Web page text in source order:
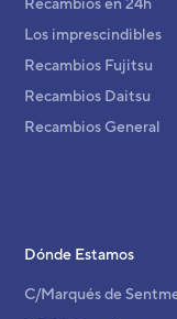
Ref.
Los imprescindibles
Recambios Fujitsu
Recambios Daitsu
Recambios General
Dónde Estamos
C/Marqués de